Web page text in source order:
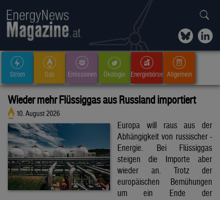
Strom Gas Emissionen Ökologie Energiebörse Allgemein
Wieder mehr Flüssiggas aus Russland importiert
10. August 2026
Europa will raus aus der
Abhängigkeit von russischer -
Energie. Bei Flüssiggas
steigen die Importe aber
wieder an. Trotz der
europäischen Bemühungen
um ein Ende der